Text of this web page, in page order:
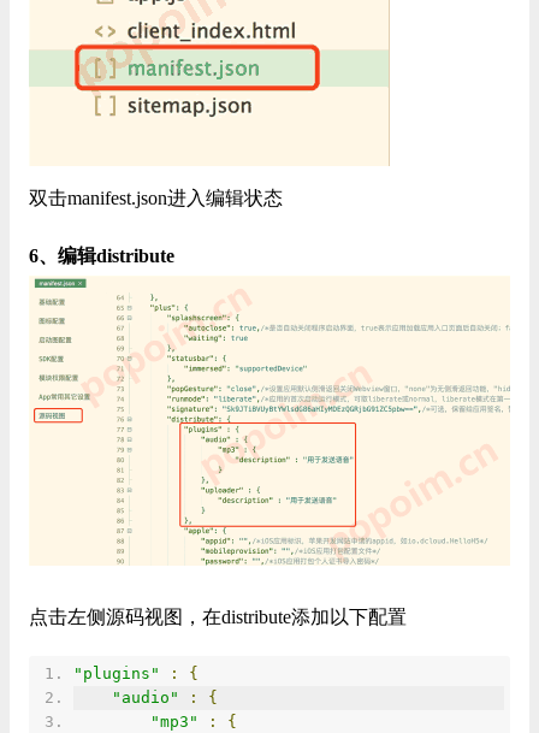
双击manifest.json进入编辑状态
6、编辑distribute
点击左侧源码视图，在distribute添加以下配置
"plugins" :
{
"audio"
:
{
"mp3"
:
{